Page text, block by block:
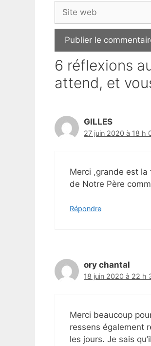
Site
web
6 réflexions
attend, et
GILLES
27 juin 2020 à 18 h
Merci ,grande est la
de Notre Père
Répondre
ory chantal
18 juin 2020 à 22 h
Merci beaucoup
ressens également
les jours. Je sais